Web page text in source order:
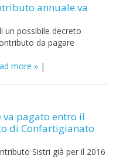
annuale va
un possibile decreto
da pagare
more |
pagato entro il
di Confartigianato
Sistri già per il 2016